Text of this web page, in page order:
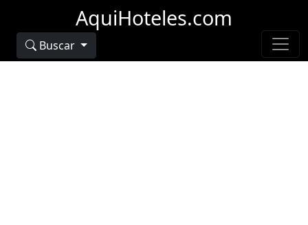
AquiHoteles.com
Buscar